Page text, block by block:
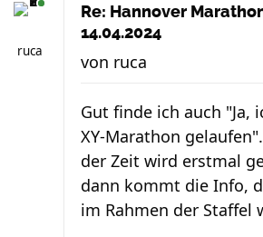
ruca
Re: Hannover
14.04.2024
von ruca
Gut finde ich auch "Ja,
XY-Marathon
der Zeit wird erstmal
dann kommt die Info,
im Rahmen der Staffel